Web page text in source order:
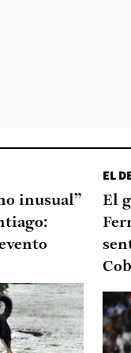
inusual”
EL
El